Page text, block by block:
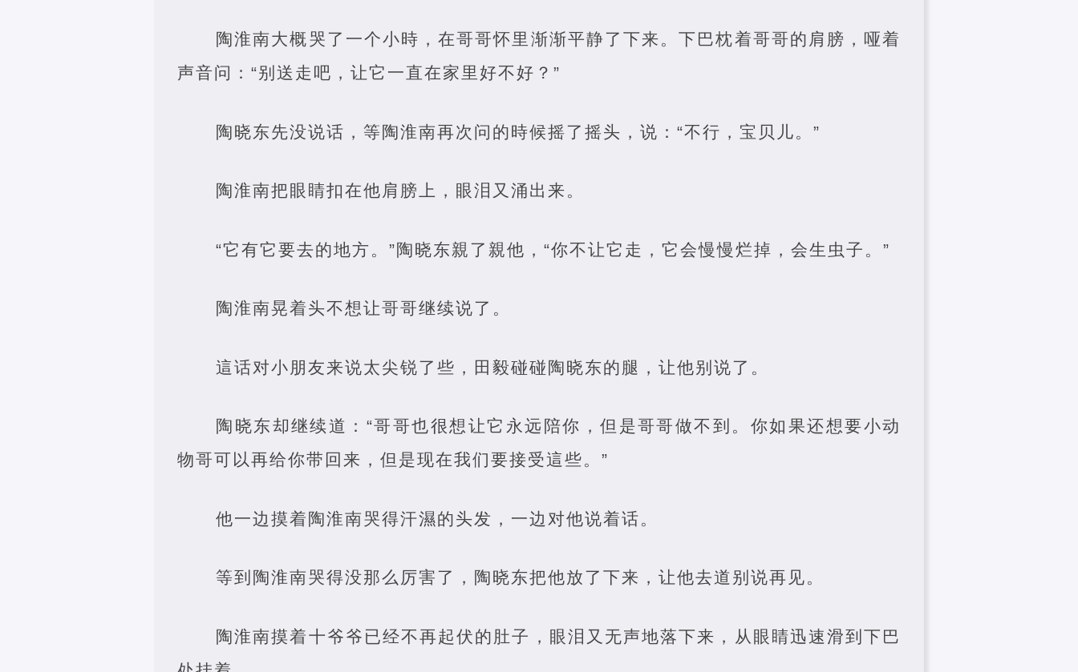
陶淮南大概哭了一个小時，在哥哥怀里渐渐平静了下来。下巴枕着哥哥的肩膀，哑着
声音问：“别送走吧，让它一直在家里好不好？”
陶晓东先没说话，等陶淮南再次问的時候摇了摇头，说：“不行，宝贝儿。”
陶淮南把眼睛扣在他肩膀上，眼泪又涌出来。
“它有它要去的地方。”陶晓东親了親他，“你不让它走，它会慢慢烂掉，会生虫子。”
陶淮南晃着头不想让哥哥继续说了。
這话对小朋友来说太尖锐了些，田毅碰碰陶晓东的腿，让他别说了。
陶晓东却继续道：“哥哥也很想让它永远陪你，但是哥哥做不到。你如果还想要小动
物哥可以再给你带回来，但是现在我们要接受這些。”
他一边摸着陶淮南哭得汗濕的头发，一边对他说着话。
等到陶淮南哭得没那么厉害了，陶晓东把他放了下来，让他去道别说再见。
陶淮南摸着十爷爷已经不再起伏的肚子，眼泪又无声地落下来，从眼睛迅速滑到下巴